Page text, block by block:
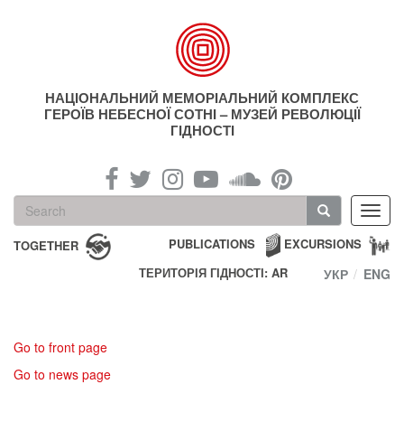
НАЦІОНАЛЬНИЙ МЕМОРІАЛЬНИЙ КОМПЛЕКС
ГЕРОЇВ НЕБЕСНОЇ СОТНІ – МУЗЕЙ РЕВОЛЮЦІЇ
ГІДНОСТІ
Search
form
Search
TOGETHER EXCURSIONS
PUBLICATIONS
ТЕРИТОРІЯ ГІДНОСТІ: AR
УКР ENG
Go to front page
Go to news page